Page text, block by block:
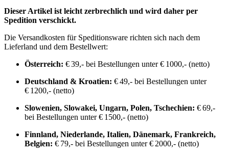
Dieser Artikel ist leicht zerbrechlich und wird daher per
Spedition verschickt.
Die Versandkosten für Speditionsware richten sich nach dem
Lieferland und dem Bestellwert:
Österreich: € 39,- bei Bestellungen unter € 1000,- (netto)
Deutschland & Kroatien: € 49,- bei Bestellungen unter
€ 1200,- (netto)
Slowenien, Slowakei, Ungarn, Polen, Tschechien: € 69,-
bei Bestellungen unter € 1500,- (netto)
Finnland, Niederlande, Italien, Dänemark, Frankreich,
Belgien: € 79,- bei Bestellungen unter € 2000,- (netto)